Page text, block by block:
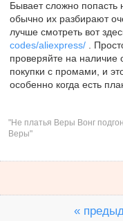
Бывает сложно попасть
обычно их разбирают
лучше смотреть вот
codes/aliexpress/ .
проверяйте на наличие
покупки с промами, и
особенно когда есть
"Не платья Веры Вонг
Веры"
«